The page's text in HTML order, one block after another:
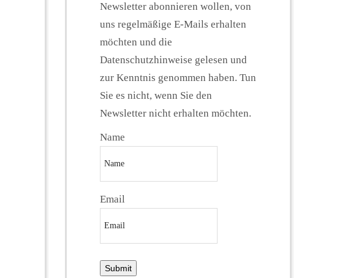
Newsletter abonnieren wollen, von
uns regelmäßige E-Mails erhalten
möchten und die
Datenschutzhinweise gelesen und
zur Kenntnis genommen haben. Tun
Sie es nicht, wenn Sie den
Newsletter nicht erhalten möchten.
Name
Email